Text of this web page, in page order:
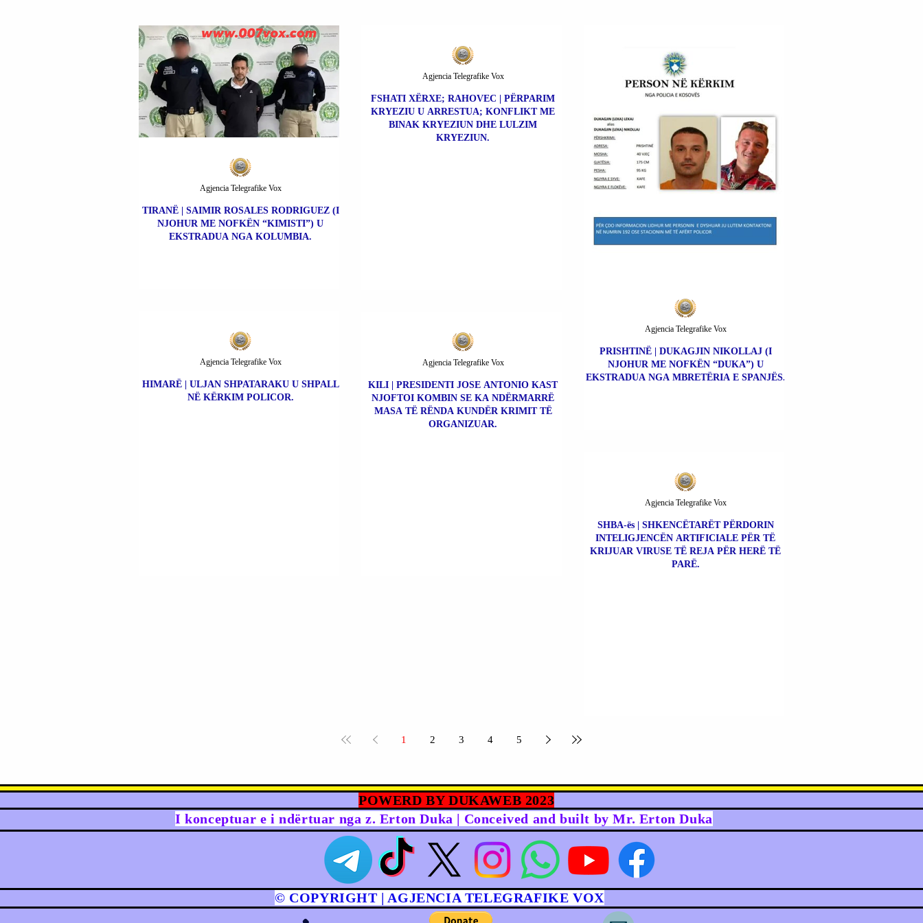
TIRANË | SAIMIR ROSALES RODRIGUEZ (I
NJOHUR ME NOFKËN “KIMISTI”) U
EKSTRADUA NGA KOLUMBIA.
Agjencia Telegrafike Vox
FSHATI XËRXE; RAHOVEC | PËRPARIM
KRYEZIU U ARRESTUA; KONFLIKT ME
BINAK KRYEZIUN DHE LULZIM
KRYEZIUN.
Agjencia Telegrafike Vox
PRISHTINË | DUKAGJIN NIKOLLAJ (I
NJOHUR ME NOFKËN “DUKA”) U
EKSTRADUA NGA MBRETËRIA E SPANJËS.
Agjencia Telegrafike Vox
HIMARË | ULJAN SHPATARAKU U SHPALL
NË KËRKIM POLICOR.
Agjencia Telegrafike Vox
KILI | PRESIDENTI JOSE ANTONIO KAST
NJOFTOI KOMBIN SE KA NDËRMARRË
MASA TË RËNDA KUNDËR KRIMIT TË
ORGANIZUAR.
Agjencia Telegrafike Vox
SHBA-ës | SHKENCËTARËT PËRDORIN
INTELIGJENCËN ARTIFICIALE PËR TË
KRIJUAR VIRUSE TË REJA PËR HERË TË
PARË.
Agjencia Telegrafike Vox
1 2 3 4 5
POWERD BY DUKAWEB 2023
I konceptuar e i ndërtuar nga z. Erton Duka | Conceived and built by Mr. Erton Duka
© COPYRIGHT | AGJENCIA TELEGRAFIKE VOX